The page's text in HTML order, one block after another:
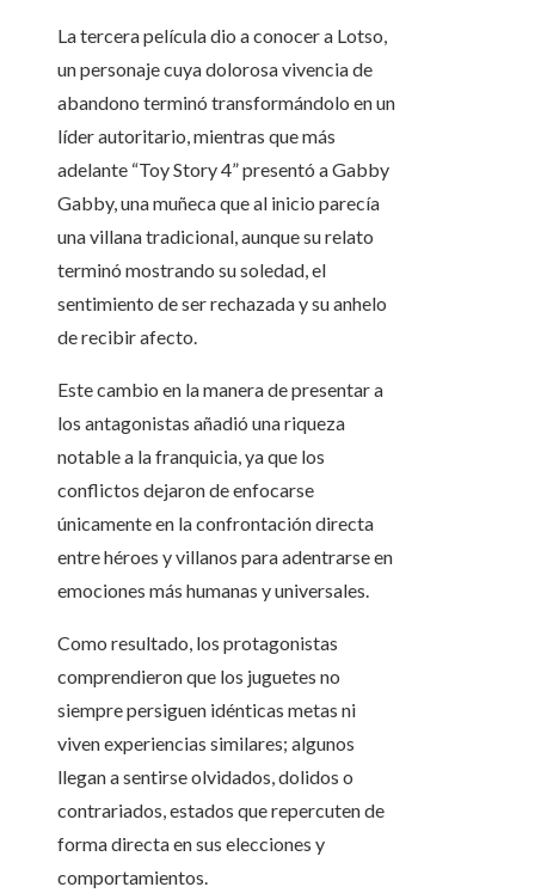
La tercera película dio a conocer a Lotso,
un personaje cuya dolorosa vivencia de
abandono terminó transformándolo en un
líder autoritario, mientras que más
adelante “Toy Story 4” presentó a Gabby
Gabby, una muñeca que al inicio parecía
una villana tradicional, aunque su relato
terminó mostrando su soledad, el
sentimiento de ser rechazada y su anhelo
de recibir afecto.
Este cambio en la manera de presentar a
los antagonistas añadió una riqueza
notable a la franquicia, ya que los
conflictos dejaron de enfocarse
únicamente en la confrontación directa
entre héroes y villanos para adentrarse en
emociones más humanas y universales.
Como resultado, los protagonistas
comprendieron que los juguetes no
siempre persiguen idénticas metas ni
viven experiencias similares; algunos
llegan a sentirse olvidados, dolidos o
contrariados, estados que repercuten de
forma directa en sus elecciones y
comportamientos.